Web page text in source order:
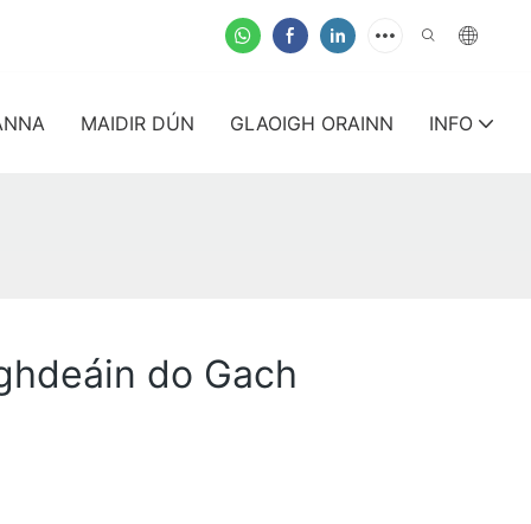
MAIDIR DÚN GLAOIGH ORAINN INFO
do Gach